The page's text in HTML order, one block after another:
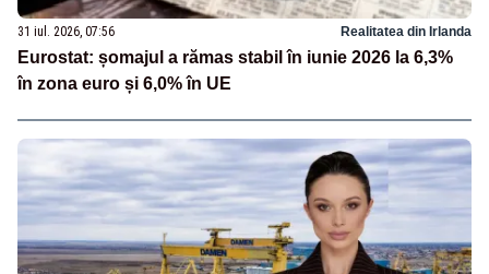
31 iul. 2026, 07:56 Realitatea din Irlanda
Eurostat: șomajul a rămas stabil în iunie 2026 la 6,3%
în zona euro și 6,0% în UE